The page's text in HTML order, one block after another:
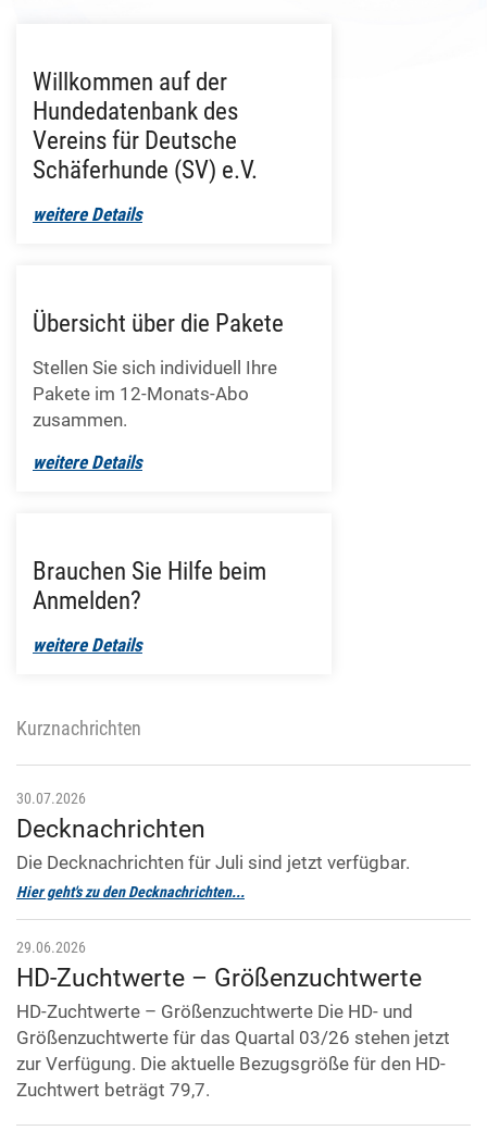
Willkommen auf der
Hundedatenbank des
Vereins für Deutsche
Schäferhunde (SV) e.V.
weitere Details
Übersicht über die Pakete
Stellen Sie sich individuell Ihre
Pakete im 12-Monats-Abo
zusammen.
weitere Details
Brauchen Sie Hilfe beim
Anmelden?
weitere Details
Kurznachrichten
30.07.2026
Decknachrichten
Die Decknachrichten für Juli sind jetzt verfügbar.
Hier geht's zu den Decknachrichten...
29.06.2026
HD-Zuchtwerte – Größenzuchtwerte
HD-Zuchtwerte – Größenzuchtwerte Die HD- und
Größenzuchtwerte für das Quartal 03/26 stehen jetzt
zur Verfügung. Die aktuelle Bezugsgröße für den HD-
Zuchtwert beträgt 79,7.